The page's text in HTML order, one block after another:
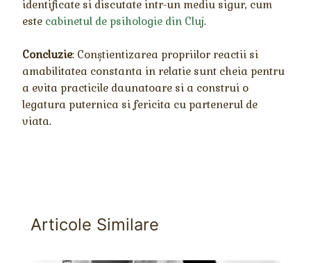
identificate si discutate intr-un mediu sigur, cum
este cabinetul de psihologie din Cluj.
Concluzie: Conștientizarea propriilor reactii si
amabilitatea constanta in relatie sunt cheia pentru
a evita practicile daunatoare si a construi o
legatura puternica si fericita cu partenerul de
viata.
Articole Similare